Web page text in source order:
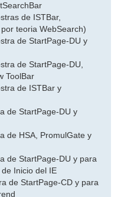
de ISTBar,
teoria WebSearch)
de StartPage-DU y
de StartPage-DU,
ToolBar
de ISTBar y
de StartPage-DU y
de HSA, PromulGate y
de StartPage-DU y para
Inicio del IE
de StartPage-CD y para